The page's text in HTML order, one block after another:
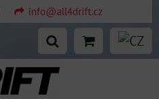
info@all4drift.cz